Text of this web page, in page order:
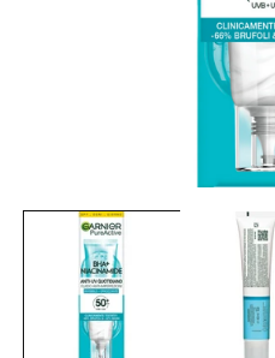
contenuti
multimediali